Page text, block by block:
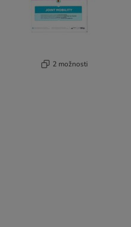
2 možnosti